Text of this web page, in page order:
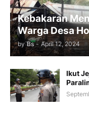
Kebakaran
Warga Desa
by Bs - April 12, 2024
Ikut